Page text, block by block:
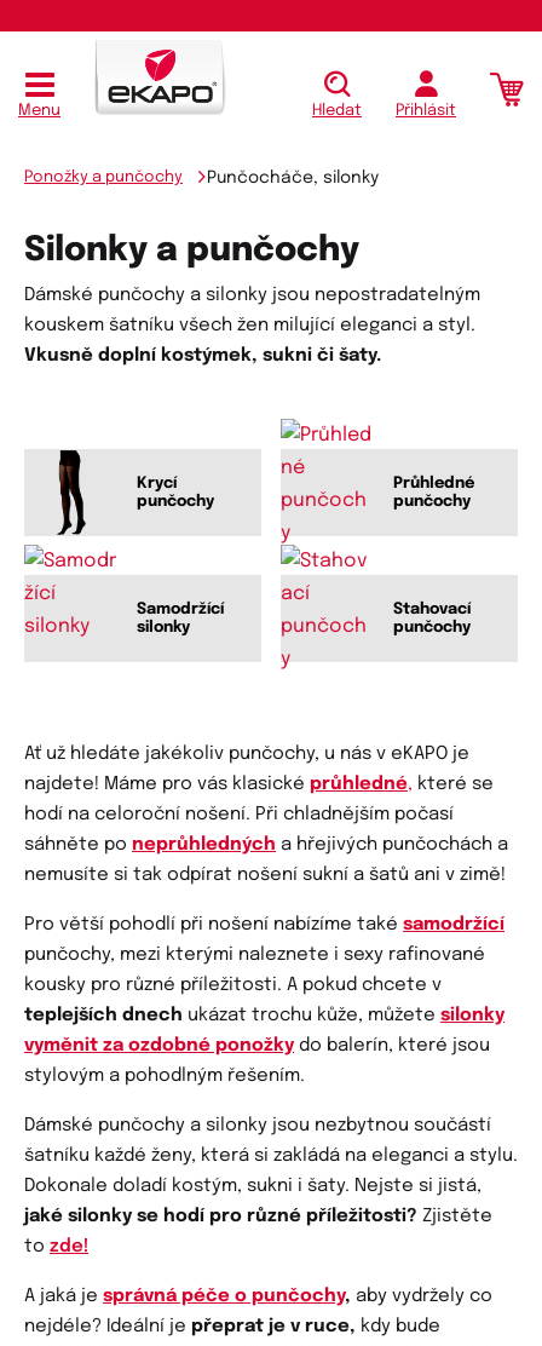
Menu Hledat Přihlásit
Ponožky a punčochy Punčocháče, silonky
Silonky a punčochy
Dámské punčochy a silonky jsou nepostradatelným
kouskem šatníku všech žen milující eleganci a styl.
Vkusně doplní kostýmek, sukni či šaty.
Krycí
punčochy
Průhledné
punčochy
Samodržící
silonky
Stahovací
punčochy
Ať už hledáte jakékoliv punčochy, u nás v eKAPO je
najdete! Máme pro vás klasické průhledné, které se
hodí na celoroční nošení. Při chladnějším počasí
sáhněte po neprůhledných a hřejivých punčochách a
nemusíte si tak odpírat nošení sukní a šatů ani v zimě!
Pro větší pohodlí při nošení nabízíme také samodržící
punčochy, mezi kterými naleznete i sexy rafinované
kousky pro různé příležitosti. A pokud chcete v
teplejších dnech ukázat trochu kůže, můžete silonky
vyměnit za ozdobné ponožky do balerín, které jsou
stylovým a pohodlným řešením.
Dámské punčochy a silonky jsou nezbytnou součástí
šatníku každé ženy, která si zakládá na eleganci a stylu.
Dokonale doladí kostým, sukni i šaty. Nejste si jistá,
jaké silonky se hodí pro různé příležitosti? Zjistěte
to zde!
A jaká je správná péče o punčochy, aby vydržely co
nejdéle? Ideální je přeprat je v ruce, kdy bude